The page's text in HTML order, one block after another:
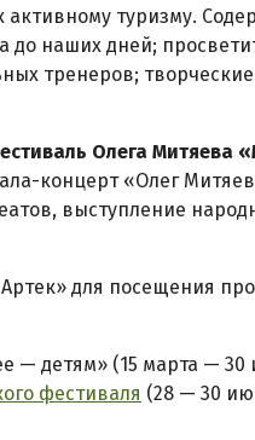
активному туризму.
до наших дней;
тренеров;
Олега Митяева
концерт «Олег
выступление
для посещения
— детям» (15 марта — 30
фестиваля (28 — 30